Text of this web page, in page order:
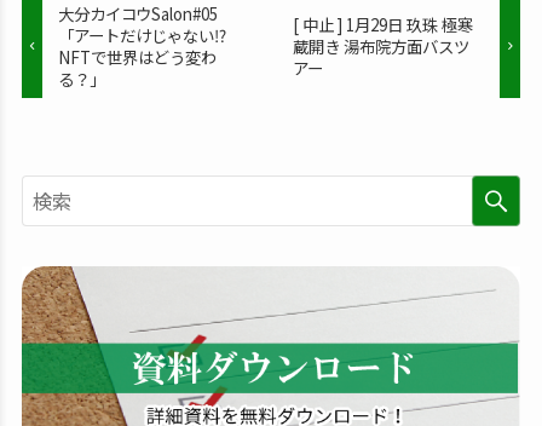
大分カイコウSalon#05
「アートだけじゃない⁉︎
NFTで世界はどう変わ
る？」
[ 中止 ] 1月29日 玖珠 極寒
蔵開き 湯布院方面バスツ
アー